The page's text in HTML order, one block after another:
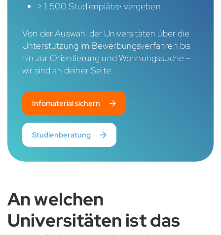
> 1.500 Studienplätze vergeben
Von der Auswahl der Universitäten über die
Unterstützung im Bewerbungsverfahren bis
hin zur Orientierung und Wohnungssuche –
wir sind an deiner Seite.
Infomaterial sichern
Studienberatung
An welchen
Universitäten ist das